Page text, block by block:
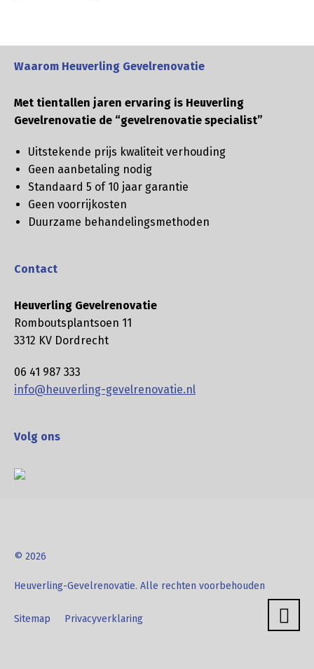
Waarom Heuverling Gevelrenovatie
Met tientallen jaren ervaring is Heuverling
Gevelrenovatie de “gevelrenovatie specialist”
Uitstekende prijs kwaliteit verhouding
Geen aanbetaling nodig
Standaard 5 of 10 jaar garantie
Geen voorrijkosten
Duurzame behandelingsmethoden
Contact
Heuverling Gevelrenovatie
Romboutsplantsoen 11
3312 KV Dordrecht
06 41 987 333
info@heuverling-gevelrenovatie.nl
Volg ons
© 2026
Heuverling-Gevelrenovatie. Alle rechten voorbehouden
Sitemap Privacyverklaring